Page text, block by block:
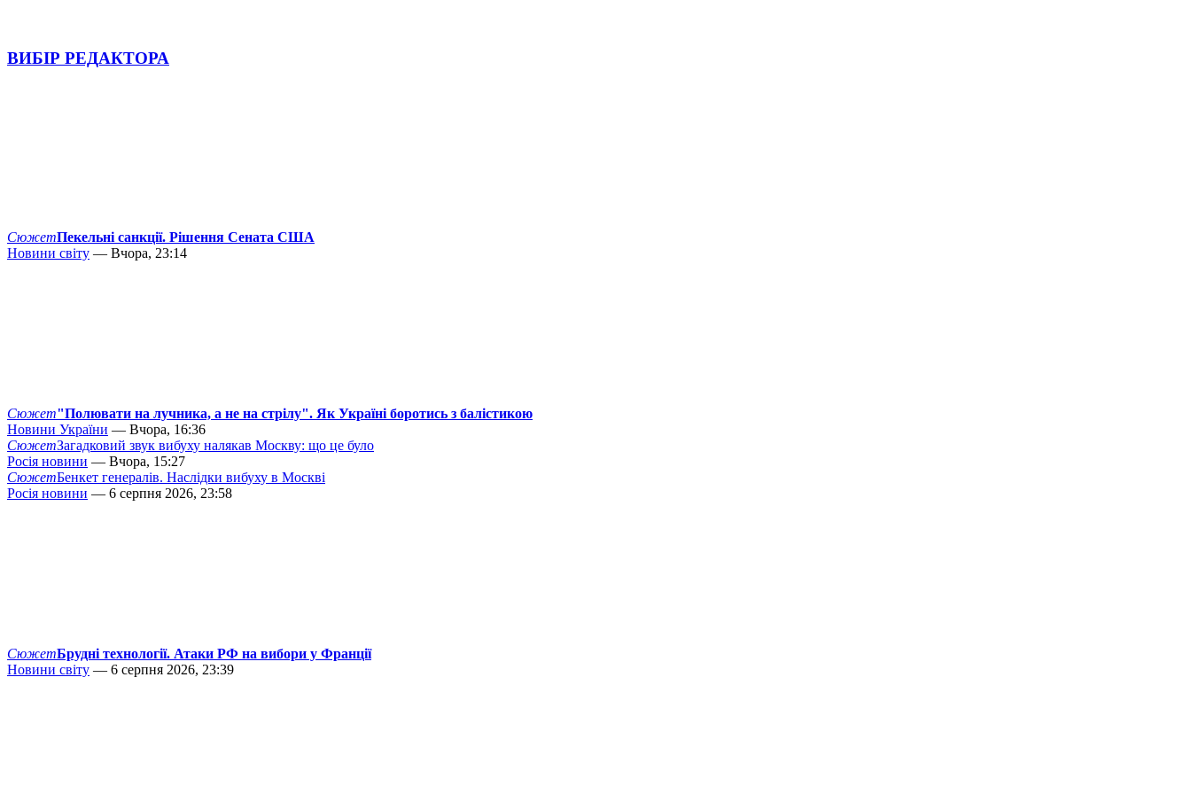
ВИБІР РЕДАКТОРА
СюжетПекельні санкції. Рішення Сената США
Новини світу — Вчора, 23:14
Сюжет"Полювати на лучника, а не на стрілу". Як Україні боротись з балістикою
Новини України — Вчора, 16:36
СюжетЗагадковий звук вибуху налякав Москву: що це було
Росія новини — Вчора, 15:27
СюжетБенкет генералів. Наслідки вибуху в Москві
Росія новини — 6 серпня 2026, 23:58
СюжетБрудні технології. Атаки РФ на вибори у Франції
Новини світу — 6 серпня 2026, 23:39